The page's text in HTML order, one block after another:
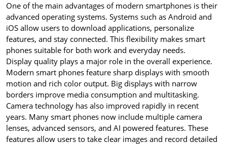
One of the main advantages of modern smartphones is their
advanced operating systems. Systems such as Android and
iOS allow users to download applications, personalize
features, and stay connected. This flexibility makes smart
phones suitable for both work and everyday needs.
Display quality plays a major role in the overall experience.
Modern smart phones feature sharp displays with smooth
motion and rich color output. Big displays with narrow
borders improve media consumption and multitasking.
Camera technology has also improved rapidly in recent
years. Many smart phones now include multiple camera
lenses, advanced sensors, and AI powered features. These
features allow users to take clear images and record detailed